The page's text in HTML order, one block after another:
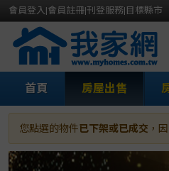
會員登入|會員註冊|刊登服務| 目標縣市
首頁 房屋出售
您點選的物件已下架或已成交 ，